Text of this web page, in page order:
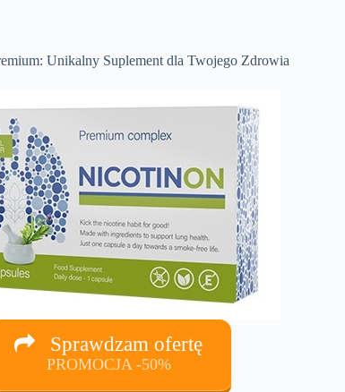
Unikalny Suplement dla Twojego Zdrowia
Sprawdzam ofertę
PROMOCJA -50%